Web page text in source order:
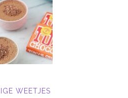
WEETJES